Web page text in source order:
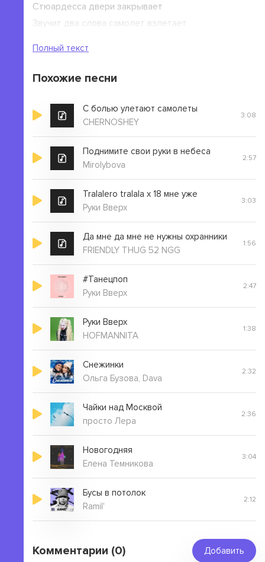
Стюардесса двери закрывает
Звучит два слова самолет взлетает
Полный текст
Похожие песни
С болью улетают самолеты
CHERNOSHEY
3:08
Поднимите свои руки в небеса
Mirolybova
2:57
Tralalero tralala x 18 мне уже
Руки Вверх
3:03
Да мне да мне не нужны охранники
FRIENDLY THUG 52 NGG
1:56
#Танецпоп
Руки Вверх
2:47
Руки Вверх
HOFMANNITA
1:38
Снежинки
Ольга Бузова, Dava
2:32
Чайки над Москвой
просто Лера
2:36
Новогодняя
Елена Темникова
3:04
Бусы в потолок
Ramil'
2:12
Комментарии (0) Добавить